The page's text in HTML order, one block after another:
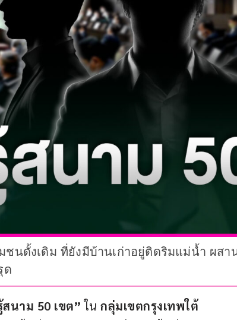
ชนดั้งเดิม ที่ยังมีบ้านเก่าอยู่ติดริมแม่น้ำ ผส
ด
สนาม 50 เขต” ใน กลุ่มเขตกรุงเทพใต้